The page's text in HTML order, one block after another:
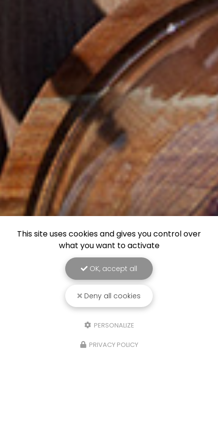
This site uses cookies and gives you control over
what you want to activate
OK, accept all
Deny all cookies
PERSONALIZE
PRIVACY POLICY